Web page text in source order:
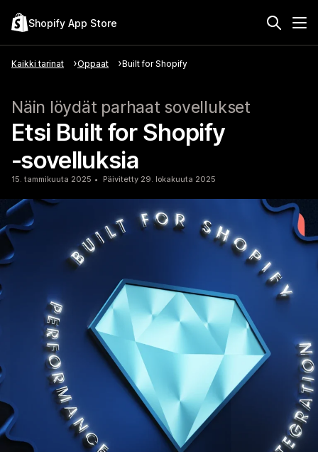
Shopify App Store
Kaikki tarinat Oppaat Built for Shopify
Näin löydät parhaat sovellukset
Etsi Built for Shopify
‑sovelluksia
15. tammikuuta 2025 Päivitetty 29. lokakuuta 2025